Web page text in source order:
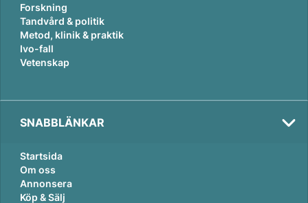
Forskning
Tandvård & politik
Metod, klinik & praktik
Ivo-fall
Vetenskap
SNABBLÄNKAR
Startsida
Om oss
Annonsera
Köp & Sälj